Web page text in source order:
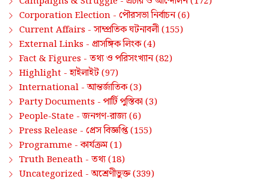
Corporation Election - পৌরসভা নির্বাচন(6)
Current Affairs - সাম্প্রতিক ঘটনাবলী (155)
External Links - প্রাসঙ্গিক লিংক(4)
Fact & Figures - তথ্য ও পরিসংখ্যান(82)
Highlight -হাইলাইট(97)
International -আন্তর্জাতিক(3)
Party Documents - পার্টি পুস্তিকা (3)
People-State -জনগণ-রাজ্য(6)
Press Release - প্রেস বিজ্ঞপ্তি(155)
Programme -কার্যক্রম(1)
Truth Beneath - তথ্য(18)
Uncategorized -অশ্রেণীভুক্ত(339)